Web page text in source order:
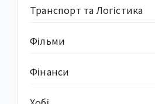
Транспорт та Логістика
Фільми
Фінанси